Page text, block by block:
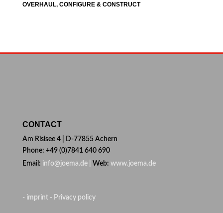
OVERHAUL, CONFIGURE & CONSTRUCT
CONTACT
Am Risisee 4 | D-77855 Achern
Phone: +49 (0)7841 640 690
Email: info@joema.de | Web: www.joema.de
- imprint - Privacy policy